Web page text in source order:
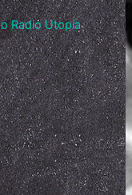
Radio Utopía